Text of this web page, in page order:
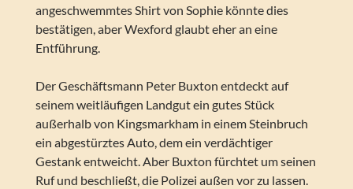
angeschwemmtes Shirt von Sophie könnte dies
bestätigen, aber Wexford glaubt eher an eine
Entführung.
Der Geschäftsmann Peter Buxton entdeckt auf
seinem weitläufigen Landgut ein gutes Stück
außerhalb von Kingsmarkham in einem Steinbruch
ein abgestürztes Auto, dem ein verdächtiger
Gestank entweicht. Aber Buxton fürchtet um seinen
Ruf und beschließt, die Polizei außen vor zu lassen.